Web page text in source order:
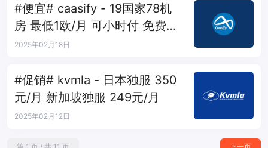
#便宜# caasify - 19国家78机
房 最低1欧/月 可小时付 免费
V7N
2025年02月18日
#促销# kvmla - 日本独服 350
元/月 新加坡独服 249元/月
2025年02月12日